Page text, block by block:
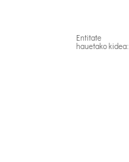
Entitate
hauetako kidea: